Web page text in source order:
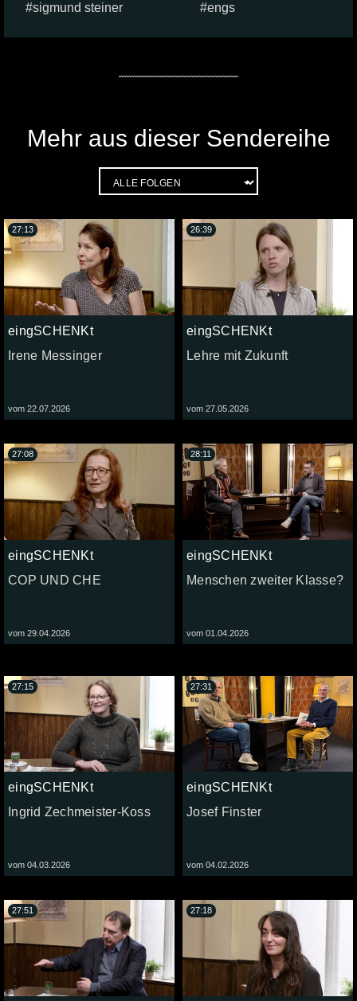
sigmund steiner
engs
Mehr aus dieser Sendereihe
eingSCHENKt
Irene Messinger
vom 22.07.2026
27:13
eingSCHENKt
Lehre mit Zukunft
vom 27.05.2026
26:39
eingSCHENKt
COP UND CHE
vom 29.04.2026
27:08
eingSCHENKt
Menschen zweiter Klasse?
vom 01.04.2026
28:11
eingSCHENKt
Ingrid Zechmeister-Koss
vom 04.03.2026
27:15
eingSCHENKt
Josef Finster
vom 04.02.2026
27:31
27:51 27:18